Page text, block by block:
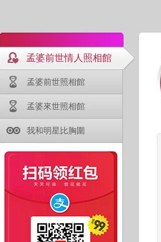
孟婆前世情人照相館
孟婆前世照相館
孟婆來世照相館
我和明星比胸圍